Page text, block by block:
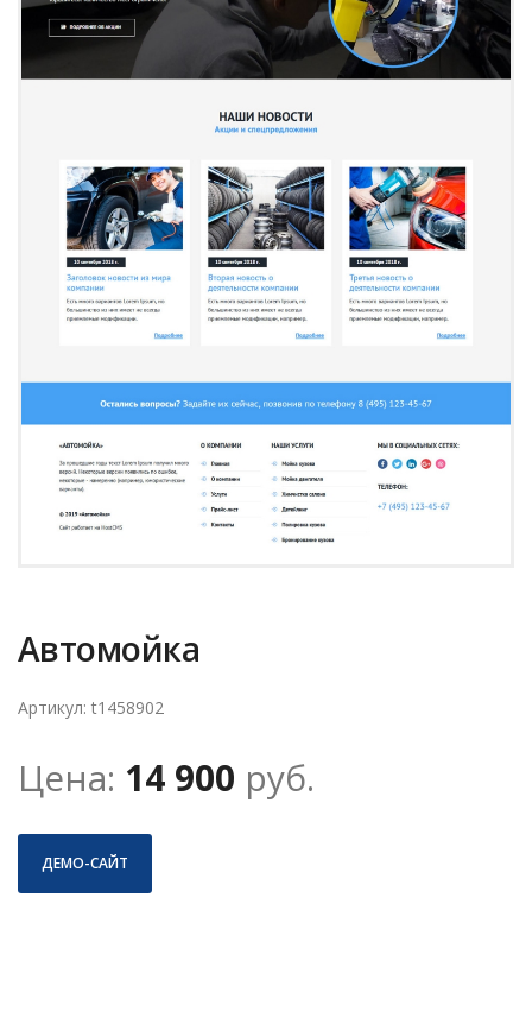
Автомойка
Артикул: t1458902
Цена: 14 900 руб.
ДЕМО-САЙТ